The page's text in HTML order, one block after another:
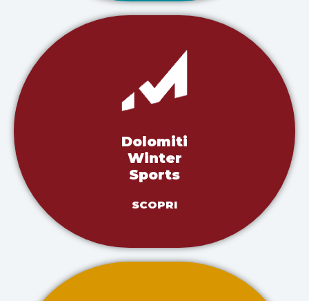
Dolomiti
Winter
Sports
SCOPRI